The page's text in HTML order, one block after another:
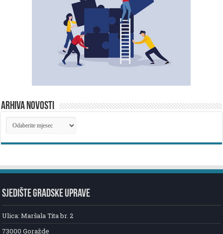
ARHIVA NOVOSTI
ARHIVA
NOVOSTI
SJEDIŠTE GRADSKE UPRAVE
Ulica: Maršala Tita br. 2
73000 Goražde